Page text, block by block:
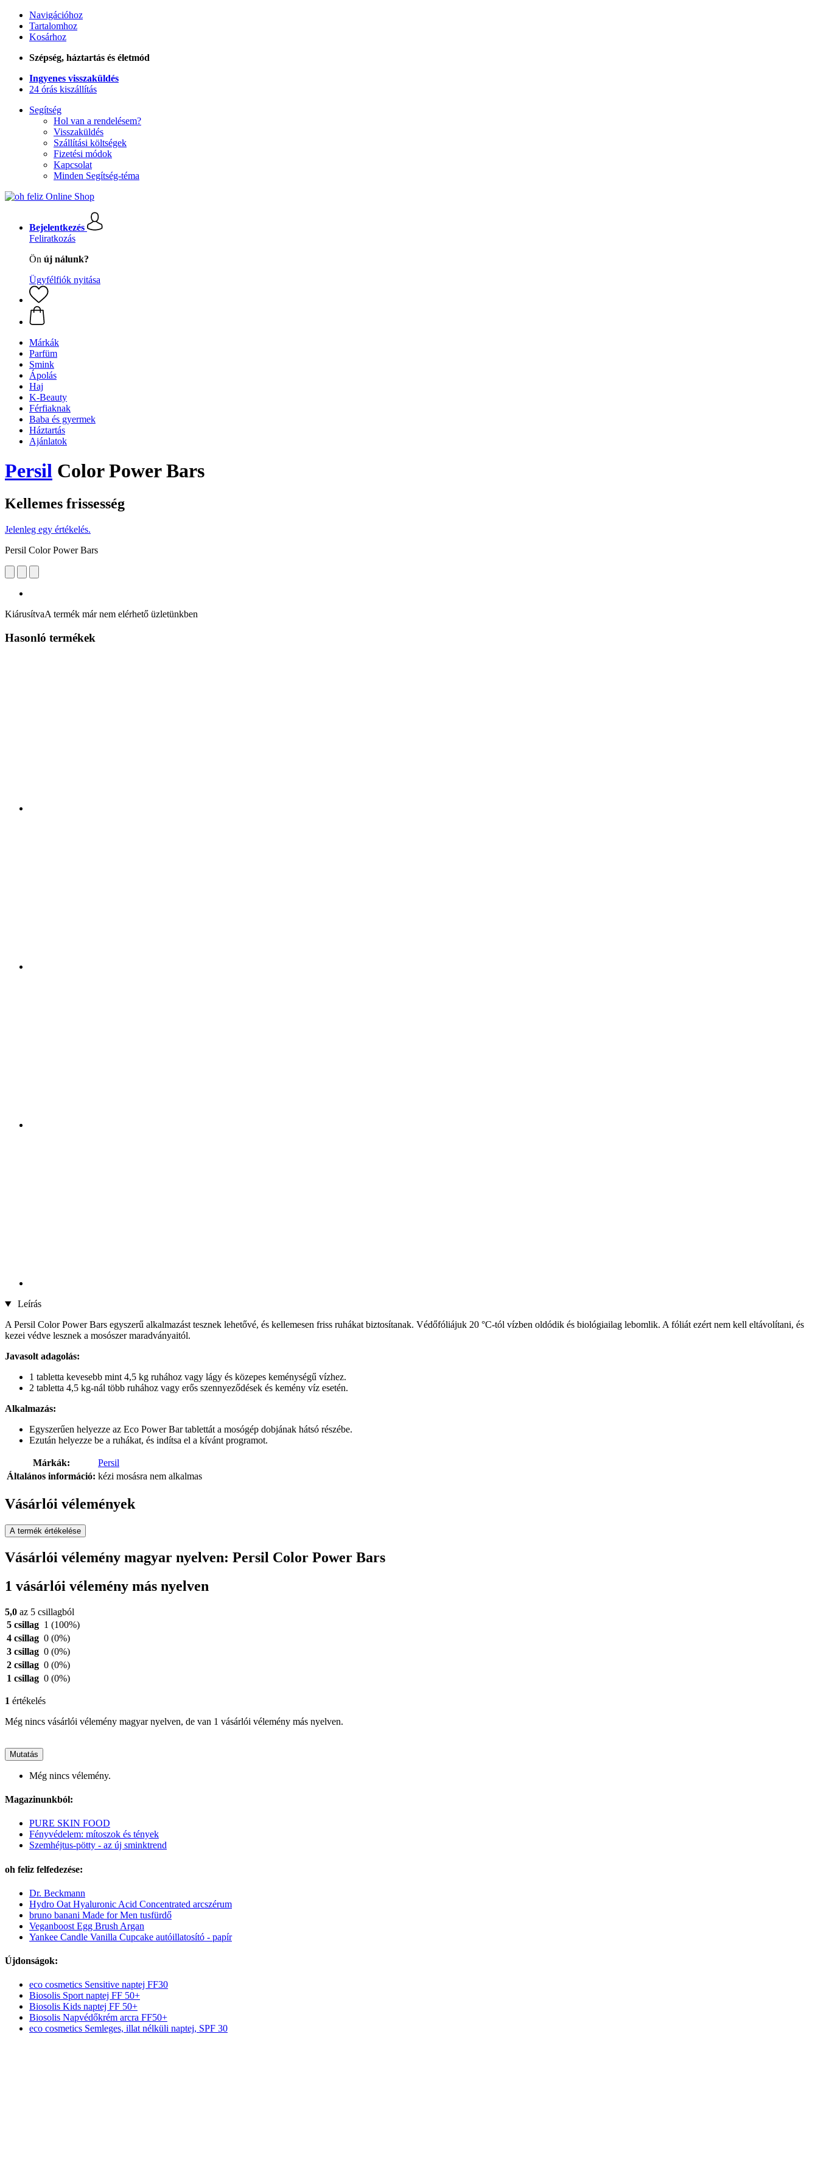
Navigációhoz
Tartalomhoz
Kosárhoz
Szépség, háztartás és életmód
Ingyenes visszaküldés
24 órás kiszállítás
Segítség
Hol van a rendelésem?
Visszaküldés
Szállítási költségek
Fizetési módok
Kapcsolat
Minden Segítség-téma
Bejelentkezés
Feliratkozás
Ön új nálunk?
Ügyfélfiók nyitása
Márkák
Parfüm
Smink
Ápolás
Haj
K-Beauty
Férfiaknak
Baba és gyermek
Háztartás
Ajánlatok
Persil Color Power Bars
Kellemes frissesség
Jelenleg egy értékelés.
Persil Color Power Bars
KiárusítvaA termék már nem elérhető üzletünkben
Hasonló termékek
Leírás
A Persil Color Power Bars egyszerű alkalmazást tesznek lehetővé, és kellemesen friss ruhákat biztosítanak. Védőfóliájuk 20 °C-tól vízben oldódik és biológiailag lebomlik. A fóliát ezért nem kell eltávolítani, és
kezei védve lesznek a mosószer maradványaitól.
Javasolt adagolás:
1 tabletta kevesebb mint 4,5 kg ruhához vagy lágy és közepes keménységű vízhez.
2 tabletta 4,5 kg-nál több ruhához vagy erős szennyeződések és kemény víz esetén.
Alkalmazás:
Egyszerűen helyezze az Eco Power Bar tablettát a mosógép dobjának hátsó részébe.
Ezután helyezze be a ruhákat, és indítsa el a kívánt programot.
Márkák:
Persil
Általános információ: kézi mosásra nem alkalmas
Vásárlói vélemények
A termék értékelése
Vásárlói vélemény magyar nyelven: Persil Color Power Bars
1 vásárlói vélemény más nyelven
5,0 az 5 csillagból
5 csillag 1 (100%)
4 csillag 0 (0%)
3 csillag 0 (0%)
2 csillag 0 (0%)
1 csillag 0 (0%)
1 értékelés
Még nincs vásárlói vélemény magyar nyelven, de van 1 vásárlói vélemény más nyelven.
Mutatás
Még nincs vélemény.
Magazinunkból:
PURE SKIN FOOD
Fényvédelem: mítoszok és tények
Szemhéjtus-pötty - az új sminktrend
oh feliz felfedezése:
Dr. Beckmann
Hydro Oat Hyaluronic Acid Concentrated arcszérum
bruno banani Made for Men tusfürdő
Veganboost Egg Brush Argan
Yankee Candle Vanilla Cupcake autóillatosító - papír
Újdonságok:
eco cosmetics Sensitive naptej FF30
Biosolis Sport naptej FF 50+
Biosolis Kids naptej FF 50+
Biosolis Napvédőkrém arcra FF50+
eco cosmetics Semleges, illat nélküli naptej, SPF 30